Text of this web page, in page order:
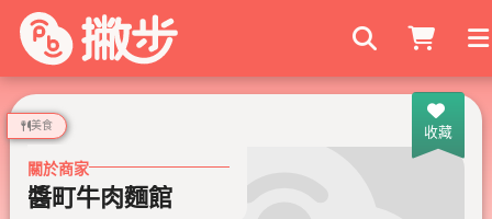
搜尋商家
收藏
美食
關於商家
醬町牛肉麵館